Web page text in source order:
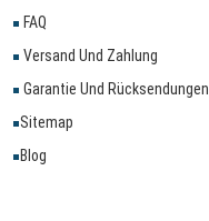
FAQ
Versand Und Zahlung
Garantie Und Rücksendungen
Sitemap
Blog